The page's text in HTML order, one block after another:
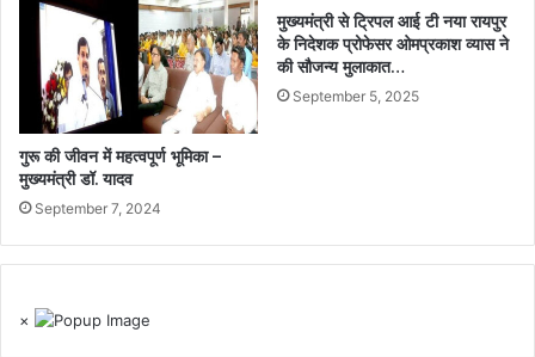
गुरू की जीवन में महत्वपूर्ण भूमिका –
मुख्यमंत्री डॉ. यादव
September 7, 2024
मुख्यमंत्री से ट्रिपल आई टी नया रायपुर
के निदेशक प्रोफेसर ओमप्रकाश व्यास ने
की सौजन्य मुलाकात…
September 5, 2025
×